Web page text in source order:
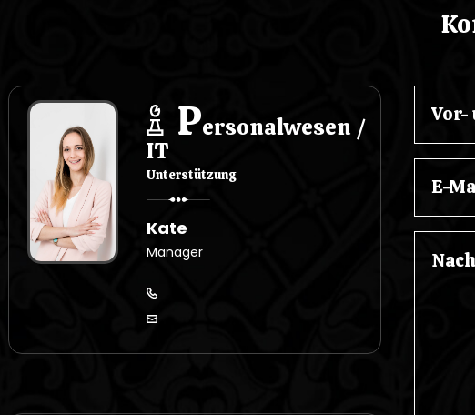
Personalwesen /
IT
Unterstützung
Kate
Manager